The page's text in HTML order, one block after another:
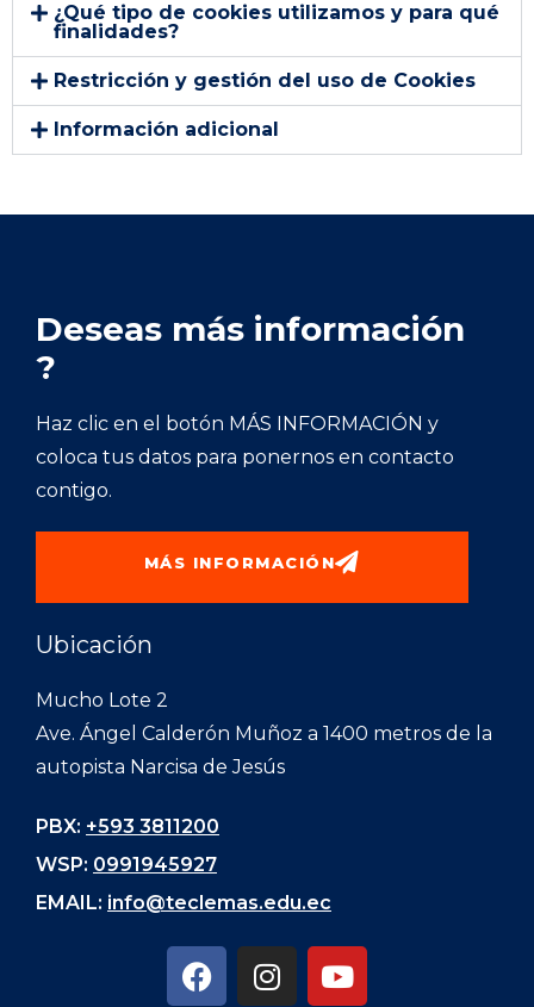
¿Qué tipo de cookies utilizamos y para qué
finalidades?
Restricción y gestión del uso de Cookies
Información adicional
Deseas más información
?
Haz clic en el botón MÁS INFORMACIÓN y
coloca tus datos para ponernos en contacto
contigo.
MÁS INFORMACIÓN
Ubicación
Mucho Lote 2
Ave. Ángel Calderón Muñoz a 1400 metros de la
autopista Narcisa de Jesús
PBX: +593 3811200
WSP: 0991945927
EMAIL: info@teclemas.edu.ec